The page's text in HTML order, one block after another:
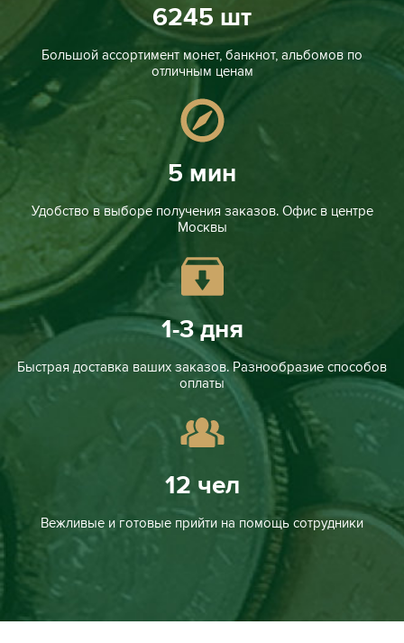
6245 шт
Большой ассортимент монет, банкнот, альбомов по
отличным ценам
5 мин
Удобство в выборе получения заказов. Офис в центре
Москвы
1-3 дня
Быстрая доставка ваших заказов. Разнообразие способов
оплаты
12 чел
Вежливые и готовые прийти на помощь сотрудники